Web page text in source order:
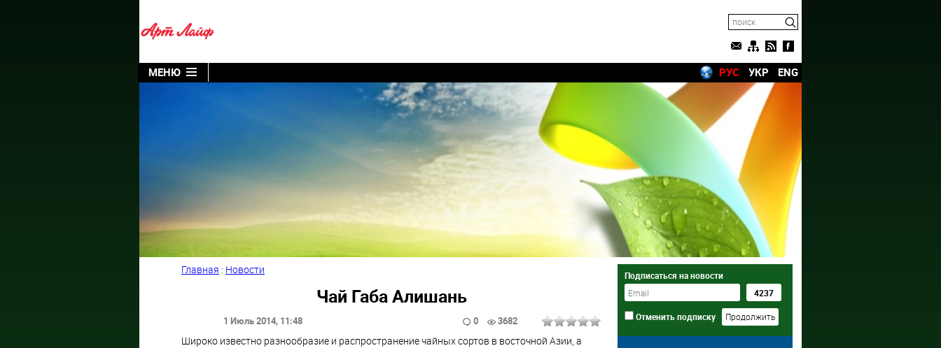
МЕНЮ РУС УКР ENG
Главная : Новости
Чай Габа Алишань
1 Июль 2014, 11:48 0 3682
Широко известно разнообразие и распространение чайных сортов в восточной Азии, а
Подписаться на новости
Отменить подписку